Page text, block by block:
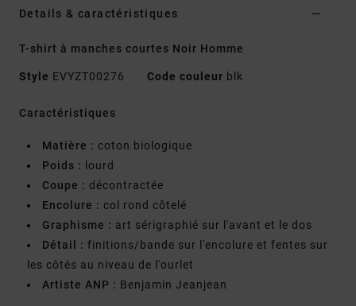
Details & caractéristiques
T-shirt à manches courtes Noir Homme
Style EVYZT00276 Code couleur blk
Caractéristiques
Matière : coton biologique
Poids :
lourd
Coupe : décontractée
Encolure : col rond côtelé
Graphisme : art sérigraphié sur l'avant et le dos
Détail : finitions/bande sur l'encolure et fentes sur
les côtés au niveau de l'ourlet
Artiste ANP : Benjamin Jeanjean